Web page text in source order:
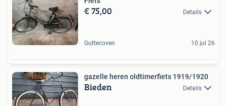
€ 75,00 Details
Guttecoven 10 jul 26
gazelle heren oldtimerfiets 1919/1920
Bieden Details